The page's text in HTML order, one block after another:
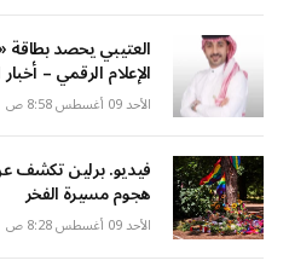
العتيبي يحصد
الإعلام الرقمي –
الأحد 09 أغسطس 8:58 ص
فيديو. برلين تكشف
هجوم مسيرة الفخر
الأحد 09 أغسطس 8:28 ص